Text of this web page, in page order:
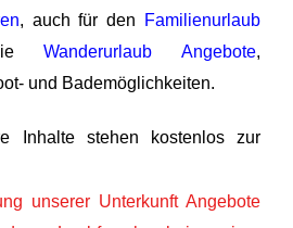
, auch für den
Familienurlaub
Wanderurlaub Angebote,
und Bademöglichkeiten.
Inhalte stehen kostenlos zur
unserer Unterkunft Angebote